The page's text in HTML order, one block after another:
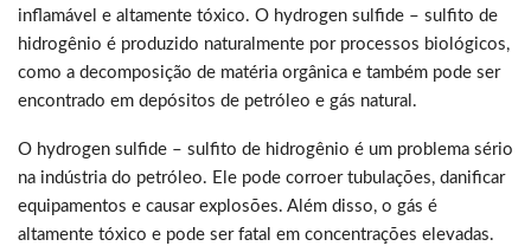
inflamável e altamente tóxico. O hydrogen sulfide – sulfito de
hidrogênio é produzido naturalmente por processos biológicos,
como a decomposição de matéria orgânica e também pode ser
encontrado em depósitos de petróleo e gás natural.
O hydrogen sulfide – sulfito de hidrogênio é um problema sério
na indústria do petróleo. Ele pode corroer tubulações, danificar
equipamentos e causar explosões. Além disso, o gás é
altamente tóxico e pode ser fatal em concentrações elevadas.